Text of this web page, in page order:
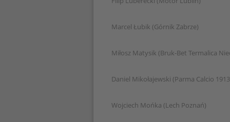
Marcel Łubik (Górnik Zabrze)
Miłosz Matysik (Bruk-Bet Termalica
Daniel Mikołajewski (Parma Calcio
Wojciech Mońka (Lech Poznań)